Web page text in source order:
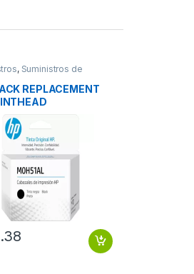
, Suministros de
REPLACEMENT